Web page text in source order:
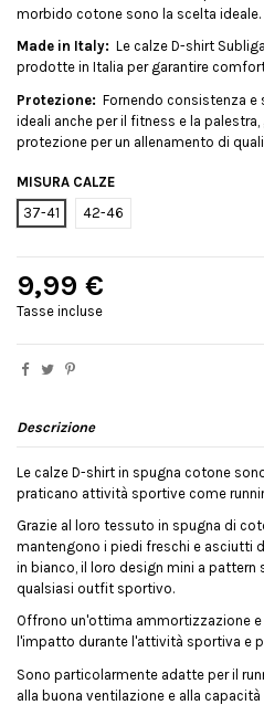
morbido cotone sono la scelta ideale.
Made in Italy: Le calze D-shirt
prodotte in Italia per garantire
Protezione: Fornendo consistenza
ideali anche per il fitness e la
protezione per un allenamento di
MISURA CALZE
37-41
42-46
9,99 €
Tasse incluse
Descrizione
Le calze D-shirt in spugna cotone
praticano attività sportive come
Grazie al loro tessuto in spugna di
mantengono i piedi freschi e asciutti
in bianco, il loro design mini a
qualsiasi outfit sportivo.
Offrono un'ottima ammortizzazione
l'impatto durante l'attività sportiva e
Sono particolarmente adatte per il
alla buona ventilazione e alla